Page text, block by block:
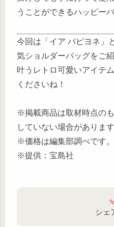
うことができるハッピー
今回は「イア パピヨネ」
気ショルダーバッグをご
叶うレトロ可愛いアイテ
くださいね！
※掲載商品は取材時点の
していない場合があります
※価格は編集部調べです。
※提供：宝島社
シェ